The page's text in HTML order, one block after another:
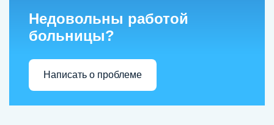
Недовольны работой
больницы?
Написать о проблеме